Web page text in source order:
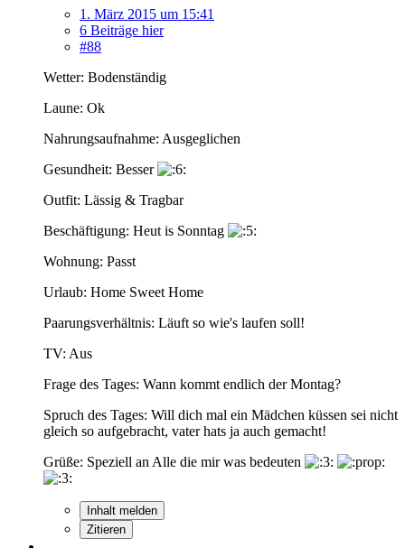
1. März 2015 um 15:41
6 Beiträge hier
#88
Wetter: Bodenständig
Laune: Ok
Nahrungsaufnahme: Ausgeglichen
Gesundheit: Besser
Outfit: Lässig & Tragbar
Beschäftigung: Heut is Sonntag
Wohnung: Passt
Urlaub: Home Sweet Home
Paarungsverhältnis: Läuft so wie's laufen soll!
TV: Aus
Frage des Tages: Wann kommt endlich der Montag?
Spruch des Tages: Will dich mal ein Mädchen küssen sei nicht
gleich so aufgebracht, vater hats ja auch gemacht!
Grüße: Speziell an Alle die mir was bedeuten
Inhalt melden
Zitieren